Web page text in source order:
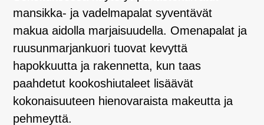
mansikka- ja vadelmapalat syventävät
makua aidolla marjaisuudella. Omenapalat ja
ruusunmarjankuori tuovat kevyttä
hapokkuutta ja rakennetta, kun taas
paahdetut kookoshiutaleet lisäävät
kokonaisuuteen hienovaraista makeutta ja
pehmeyttä.